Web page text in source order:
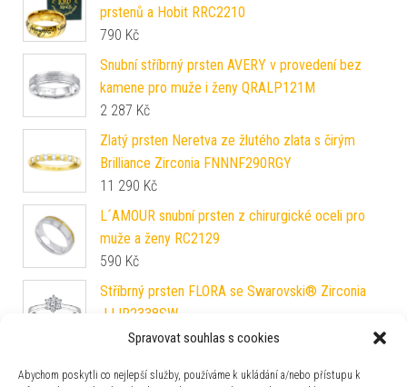
Spravovat souhlas s cookies
Abychom poskytli co nejlepší služby, používáme k ukládání a/nebo přístupu k
prstenů a Hobit RRC2210
790 Kč
Snubní stříbrný prsten AVERY v provedení bez
kamene pro muže i ženy QRALP121M
2 287 Kč
Zlatý prsten Neretva ze žlutého zlata s čirým
Brilliance Zirconia FNNNF290RGY
11 290 Kč
L´AMOUR snubní prsten z chirurgické oceli pro
muže a ženy RC2129
590 Kč
Stříbrný prsten FLORA se Swarovski® Zirconia
JJJR2338SW
1 267Kč
Stříbrný prsten LAGUNA s pravou přírodní bílou